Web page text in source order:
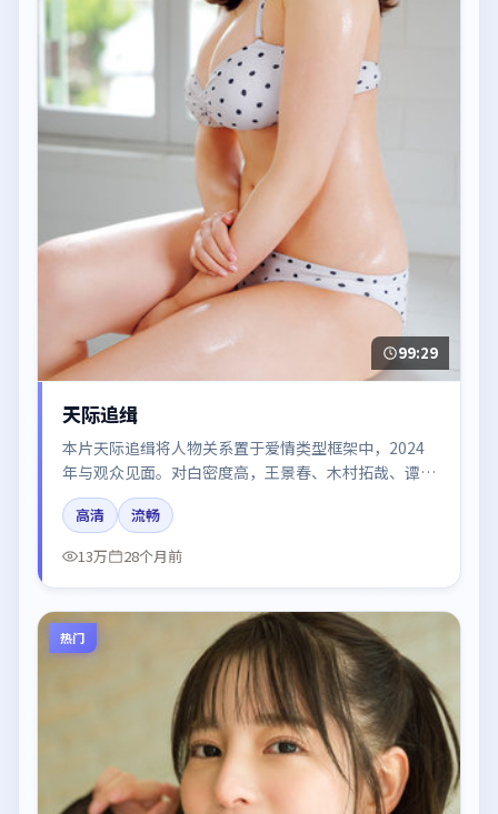
99:29
天际追缉
本片天际追缉将人物关系置于爱情类型框架中，2024
年与观众见面。对白密度高，王景春、木村拓哉、谭
卓、雷佳音的台词节奏值得关注；整体气质偏日本都市
与冷色调摄影。
高清
流畅
13万
28个月前
热门